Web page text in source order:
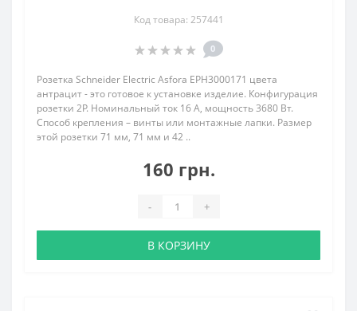
Код товара: 257441
0
Розетка Schneider Electric Asfora EPH3000171 цвета
антрацит - это готовое к установке изделие. Конфигурация
розетки 2P. Номинальный ток 16 А, мощность 3680 Вт.
Способ крепления – винты или монтажные лапки. Размер
этой розетки 71 мм, 71 мм и 42 ..
160 грн.
- +
В КОРЗИНУ